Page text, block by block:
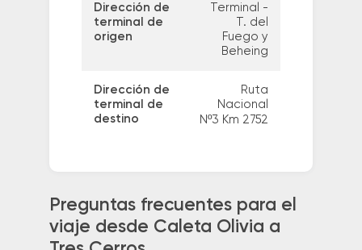
Dirección de
terminal de
origen
Terminal -
T. del
Fuego y
Beheing
Dirección de
terminal de
destino
Ruta
Nacional
Nº3 Km 2752
Preguntas frecuentes para el
viaje desde Caleta Olivia a